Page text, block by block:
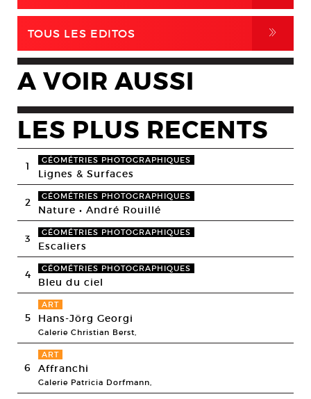
TOUS LES EDITOS ,
A VOIR AUSSI
LES PLUS RECENTS
1 GÉOMÉTRIES PHOTOGRAPHIQUES
Lignes & Surfaces
2 GÉOMÉTRIES PHOTOGRAPHIQUES
Nature • André Rouillé
3 GÉOMÉTRIES PHOTOGRAPHIQUES
Escaliers
4 GÉOMÉTRIES PHOTOGRAPHIQUES
Bleu du ciel
5
ART
Hans-Jörg Georgi
Galerie Christian Berst,
6
ART
Affranchi
Galerie Patricia Dorfmann,